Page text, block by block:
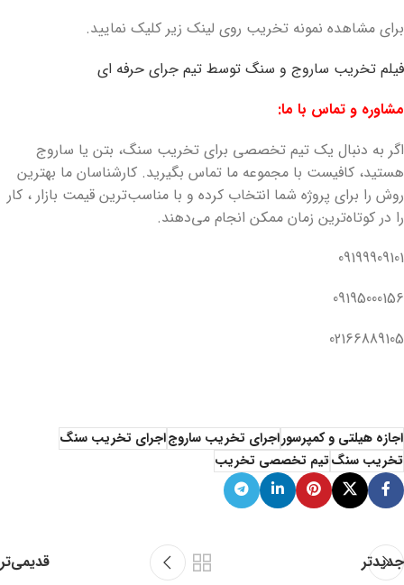
برای مشاهده نمونه تخریب روی لینک زیر کلیک نمایید.
فیلم تخریب ساروج و سنگ توسط تیم جرای حرفه ای
مشاوره و تماس با ما:
اگر به دنبال یک تیم تخصصی برای تخریب سنگ، بتن یا ساروج
هستید، کافیست با مجموعه ما تماس بگیرید. کارشناسان ما بهترین
روش را برای پروژه شما انتخاب کرده و با مناسب‌ترین قیمت بازار ، کار
را در کوتاه‌ترین زمان ممکن انجام می‌دهند.
09199909101
09195000156
02166889105
اجازه هیلتی و کمپرسوراجرای تخریب ساروجاجرای تخریب سنگ
تخریب سنگتیم تخصصی تخریب
جدیدتر قدیمی‌تر